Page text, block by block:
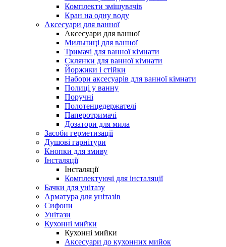
Комплекти змішувачів
Кран на одну воду
Аксесуари для ванної
Аксесуари для ванної
Мильниці для ванної
Тримачі для ванної кімнати
Склянки для ванної кімнати
Йоржики і стійки
Набори аксесуарів для ванної кімнати
Полиці у ванну
Поручні
Полотенцедержателі
Паперотримачі
Дозатори для мила
Засоби герметизації
Душові гарнітури
Кнопки для змиву
Інсталяції
Інсталяції
Комплектуючі для інсталяції
Бачки для унітазу
Арматура для унітазів
Сифони
Унітази
Кухонні мийки
Кухонні мийки
Аксесуари до кухонних мийок